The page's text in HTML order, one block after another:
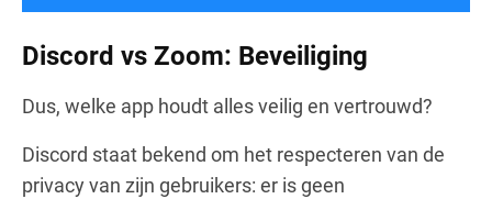
Discord vs Zoom: Beveiliging
Dus, welke app houdt alles veilig en vertrouwd?
Discord staat bekend om het respecteren van de
privacy van zijn gebruikers: er is geen